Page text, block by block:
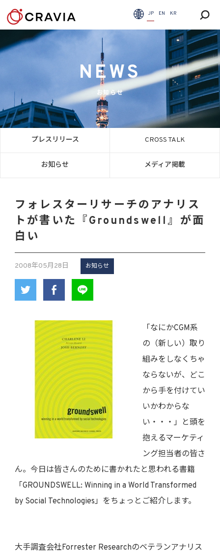
JP EN KR
NEWS
お知らせ
プレスリリース CROSS TALK
お知らせ メディア掲載
フォレスターリサーチのアナリス
トが書いた『Groundswell』が面
白い
2008年05月28日 お知らせ
「なにかCGM系
の（新しい）取り
組みをしなくちゃ
ならないが、どこ
から手を付けてい
いかわからな
い・・・」と頭を
抱えるマーケティ
ング担当者の皆さ
ん。今日は皆さんのために書かれたと思われる書籍
「GROUNDSWELL: Winning in a World Transformed
by Social Technologies」をちょっとご紹介します。
大手調査会社Forrester Researchのベテランアナリス